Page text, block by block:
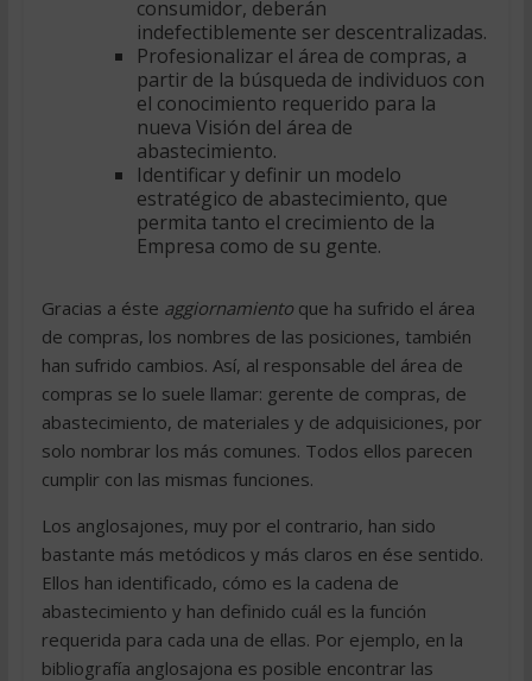
consumidor, deberán
indefectiblemente ser descentralizadas.
Profesionalizar el área de compras, a
partir de la búsqueda de individuos con
el conocimiento requerido para la
nueva Visión del área de
abastecimiento.
Identificar y definir un modelo
estratégico de abastecimiento, que
permita tanto el crecimiento de la
Empresa como de su gente.
Gracias a éste aggiornamientoque ha sufrido el área
de compras, los nombres de las posiciones, también
han sufrido cambios. Así, al responsable del área de
compras se lo suele llamar: gerente de compras, de
abastecimiento, de materiales y de adquisiciones, por
solo nombrar los más comunes. Todos ellos parecen
cumplir con las mismas funciones.
Los anglosajones, muy por el contrario, han sido
bastante más metódicos y más claros en ése sentido.
Ellos han identificado, cómo es la cadena de
abastecimiento y han definido cuál es la función
requerida para cada una de ellas. Por ejemplo, en la
bibliografía anglosajona es posible encontrar las